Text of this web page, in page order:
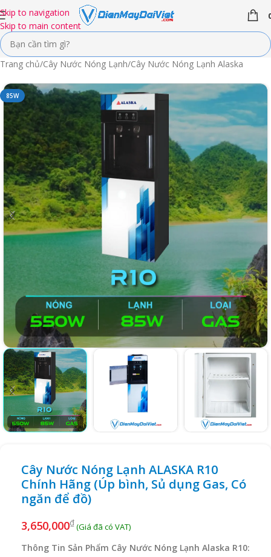
Skip to navigation
Skip to main content
Trang chủ/Cây Nước Nóng Lạnh/Cây Nước Nóng Lạnh Alaska
85W
Cây Nước Nóng Lạnh ALASKA R10
Chính Hãng (Úp bình, Sủ dụng Gas, Có
ngăn để đồ)
3,650,000₫
Thông Tin Sản Phẩm Cây Nước Nóng Lạnh Alaska R10: